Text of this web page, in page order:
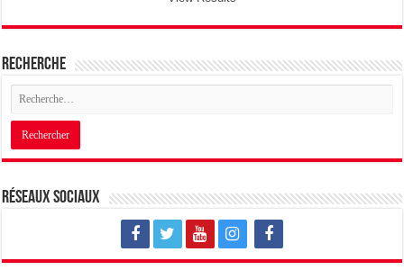
Recherche
Réseaux sociaux